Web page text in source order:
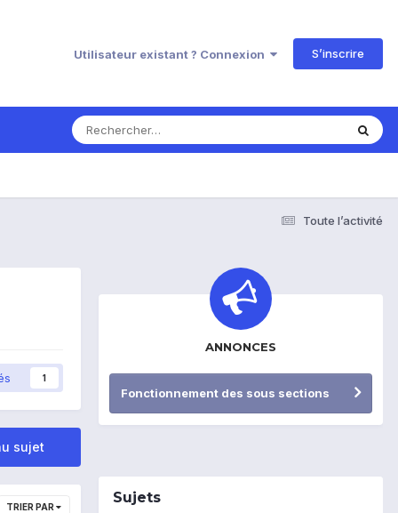
Utilisateur existant ? Connexion S’inscrire
Toute l’activité
1
sujet
TRIER PAR
ANNONCES
Fonctionnement des sous sections
Sujets